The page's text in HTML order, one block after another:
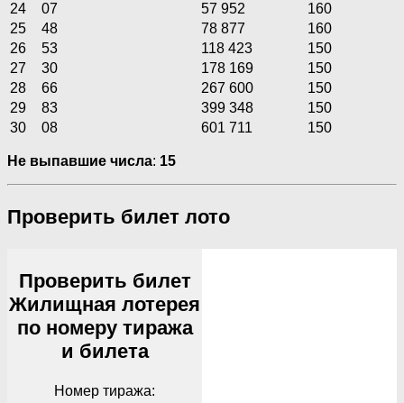
24
07 57 952
160
25
48 78 877
160
26
53 118 423
150
27
30 178 169
150
28
66 267 600
150
29
83 399 348
150
30
08 601 711 150
Не выпавшие числа: 15
Проверить билет лото
Проверить билет
Жилищная лотерея
по номеру тиража
и билета
Номер тиража: